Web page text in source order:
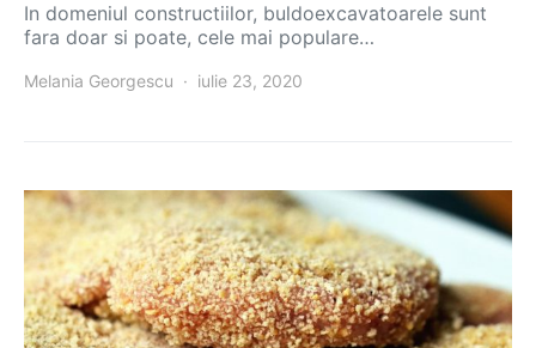
In domeniul constructiilor, buldoexcavatoarele sunt
fara doar si poate, cele mai populare…
Melania Georgescu iulie 23, 2020